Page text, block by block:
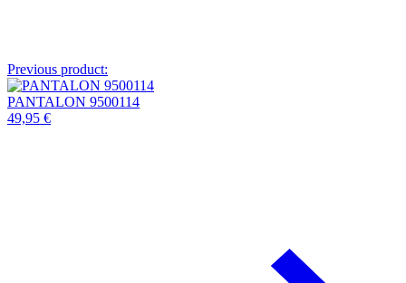
Previous product:
PANTALON 9500114
49,95 €